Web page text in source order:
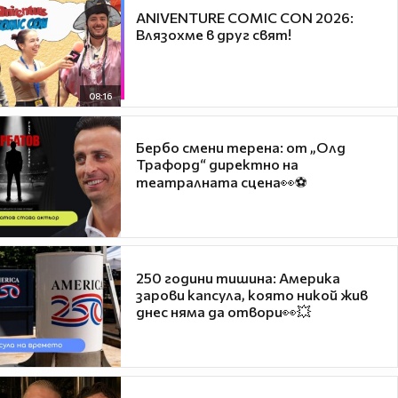
08:16
ANIVENTURE COMIC CON 2026:
Влязохме в друг свят!
Бербо смени терена: от „Олд
Трафорд“ директно на
театралната сцена👀⚽
250 години тишина: Америка
зарови капсула, която никой жив
днес няма да отвори👀💥